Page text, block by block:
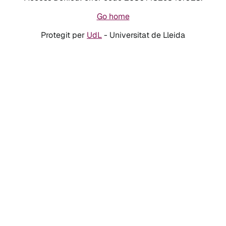
Go home
Protegit per UdL- Universitat de Lleida